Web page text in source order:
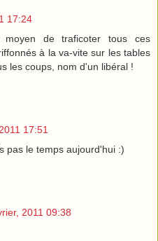
17:24
de traficoter tous ces
à la va-vite sur les tables
les coups, nom d'un libéral !
17:51
pas le temps aujourd'hui :)
2011 09:38